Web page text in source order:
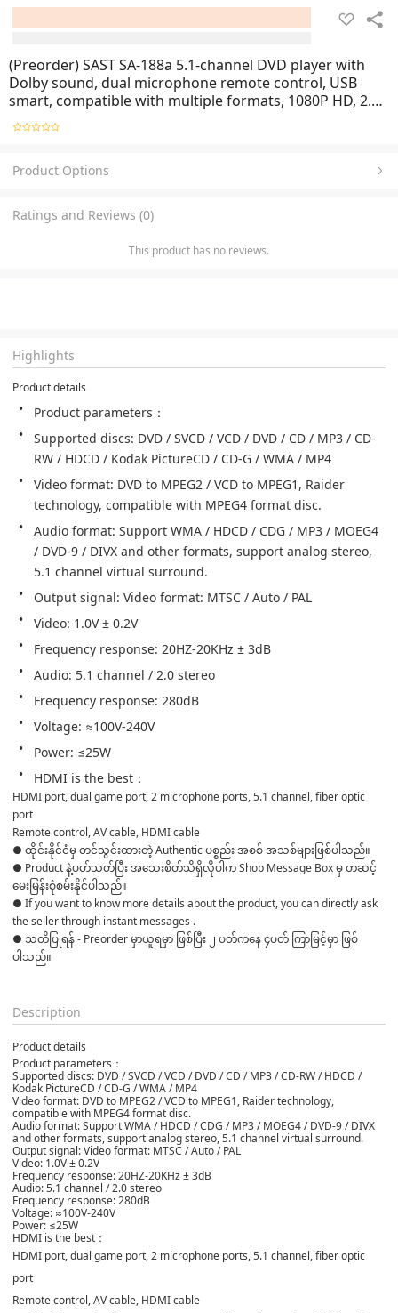
(Preorder) SAST SA-188a 5.1-channel DVD player with
Dolby sound, dual microphone remote control, USB
smart, compatible with multiple formats, 1080P HD, 2.0
stereo output.
Product Options
Ratings and Reviews (0)
This product has no reviews.
Highlights
Product details
Product parameters：
Supported discs: DVD / SVCD / VCD / DVD / CD / MP3 / CD-
RW / HDCD / Kodak PictureCD / CD-G / WMA / MP4
Video format: DVD to MPEG2 / VCD to MPEG1, Raider
technology, compatible with MPEG4 format disc.
Audio format: Support WMA / HDCD / CDG / MP3 / MOEG4
/ DVD-9 / DIVX and other formats, support analog stereo,
5.1 channel virtual surround.
Output signal: Video format: MTSC / Auto / PAL
Video: 1.0V ± 0.2V
Frequency response: 20HZ-20KHz ± 3dB
Audio: 5.1 channel / 2.0 stereo
Frequency response: 280dB
Voltage: ≈100V-240V
Power: ≤25W
HDMI is the best：
HDMI port, dual game port, 2 microphone ports, 5.1 channel, fiber optic
port
Remote control, AV cable, HDMI cable
● ထိုင်းနိုင်ငံမှ တင်သွင်းထားတဲ့ Authentic ပစ္စည်း အစစ် အသစ်များဖြစ်ပါသည်။
● Product နဲ့ပတ်သတ်ပြီး အသေးစိတ်သိရှိလိုပါက Shop Message Box မှ တဆင့်
မေးမြန်းစုံစမ်းနိုင်ပါသည်။
● If you want to know more details about the product, you can directly ask
the seller through instant messages .
● သတိပြုရန် - Preorder မှာယူရမှာ ဖြစ်ပြီး ၂ ပတ်ကနေ ၄ပတ် ကြာမြင့်မှာ ဖြစ်
ပါသည်။
Description
Product details
Product parameters：
Supported discs: DVD / SVCD / VCD / DVD / CD / MP3 / CD-RW / HDCD /
Kodak PictureCD / CD-G / WMA / MP4
Video format: DVD to MPEG2 / VCD to MPEG1, Raider technology,
compatible with MPEG4 format disc.
Audio format: Support WMA / HDCD / CDG / MP3 / MOEG4 / DVD-9 / DIVX
and other formats, support analog stereo, 5.1 channel virtual surround.
Output signal: Video format: MTSC / Auto / PAL
Video: 1.0V ± 0.2V
Frequency response: 20HZ-20KHz ± 3dB
Audio: 5.1 channel / 2.0 stereo
Frequency response: 280dB
Voltage: ≈100V-240V
Power: ≤25W
HDMI is the best：
HDMI port, dual game port, 2 microphone ports, 5.1 channel, fiber optic
port
Remote control, AV cable, HDMI cable